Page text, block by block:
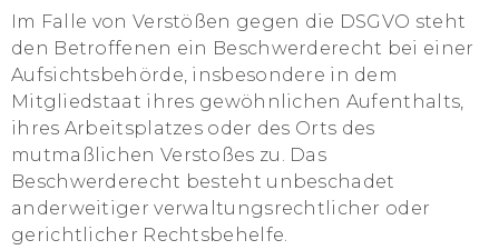
Im Falle von Verstößen gegen die DSGVO steht
den Betroffenen ein Beschwerderecht bei einer
Aufsichtsbehörde, insbesondere in dem
Mitgliedstaat ihres gewöhnlichen Aufenthalts,
ihres Arbeitsplatzes oder des Orts des
mutmaßlichen Verstoßes zu. Das
Beschwerderecht besteht unbeschadet
anderweitiger verwaltungsrechtlicher oder
gerichtlicher Rechtsbehelfe.